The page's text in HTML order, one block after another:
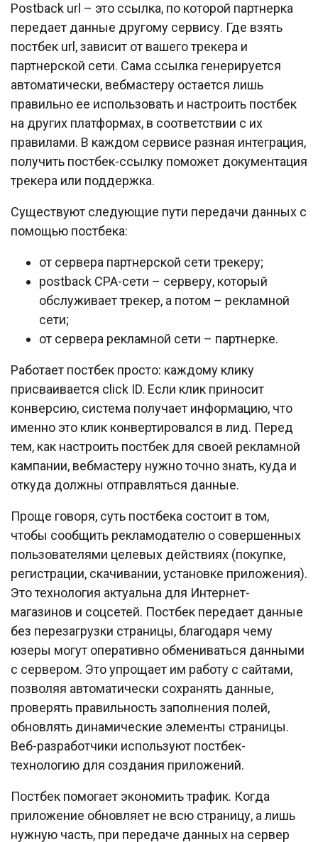
Postback url – это ссылка, по которой партнерка
передает данные другому сервису. Где взять
постбек url, зависит от вашего трекера и
партнерской сети. Сама ссылка генерируется
автоматически, вебмастеру остается лишь
правильно ее использовать и настроить постбек
на других платформах, в соответствии с их
правилами. В каждом сервисе разная интеграция,
получить постбек-ссылку поможет документация
трекера или поддержка.
Существуют следующие пути передачи данных с
помощью постбека:
от сервера партнерской сети трекеру;
postback CPA-сети – серверу, который
обслуживает трекер, а потом – рекламной
сети;
от сервера рекламной сети – партнерке.
Работает постбек просто: каждому клику
присваивается click ID. Если клик приносит
конверсию, система получает информацию, что
именно это клик конвертировался в лид. Перед
тем, как настроить постбек для своей рекламной
кампании, вебмастеру нужно точно знать, куда и
откуда должны отправляться данные.
Проще говоря, суть постбека состоит в том,
чтобы сообщить рекламодателю о совершенных
пользователями целевых действиях (покупке,
регистрации, скачивании, установке приложения).
Это технология актуальна для Интернет-
магазинов и соцсетей. Постбек передает данные
без перезагрузки страницы, благодаря чему
юзеры могут оперативно обмениваться данными
с сервером. Это упрощает им работу с сайтами,
позволяя автоматически сохранять данные,
проверять правильность заполнения полей,
обновлять динамические элементы страницы.
Веб-разработчики используют постбек-
технологию для создания приложений.
Постбек помогает экономить трафик. Когда
приложение обновляет не всю страницу, а лишь
нужную часть, при передаче данных на сервер